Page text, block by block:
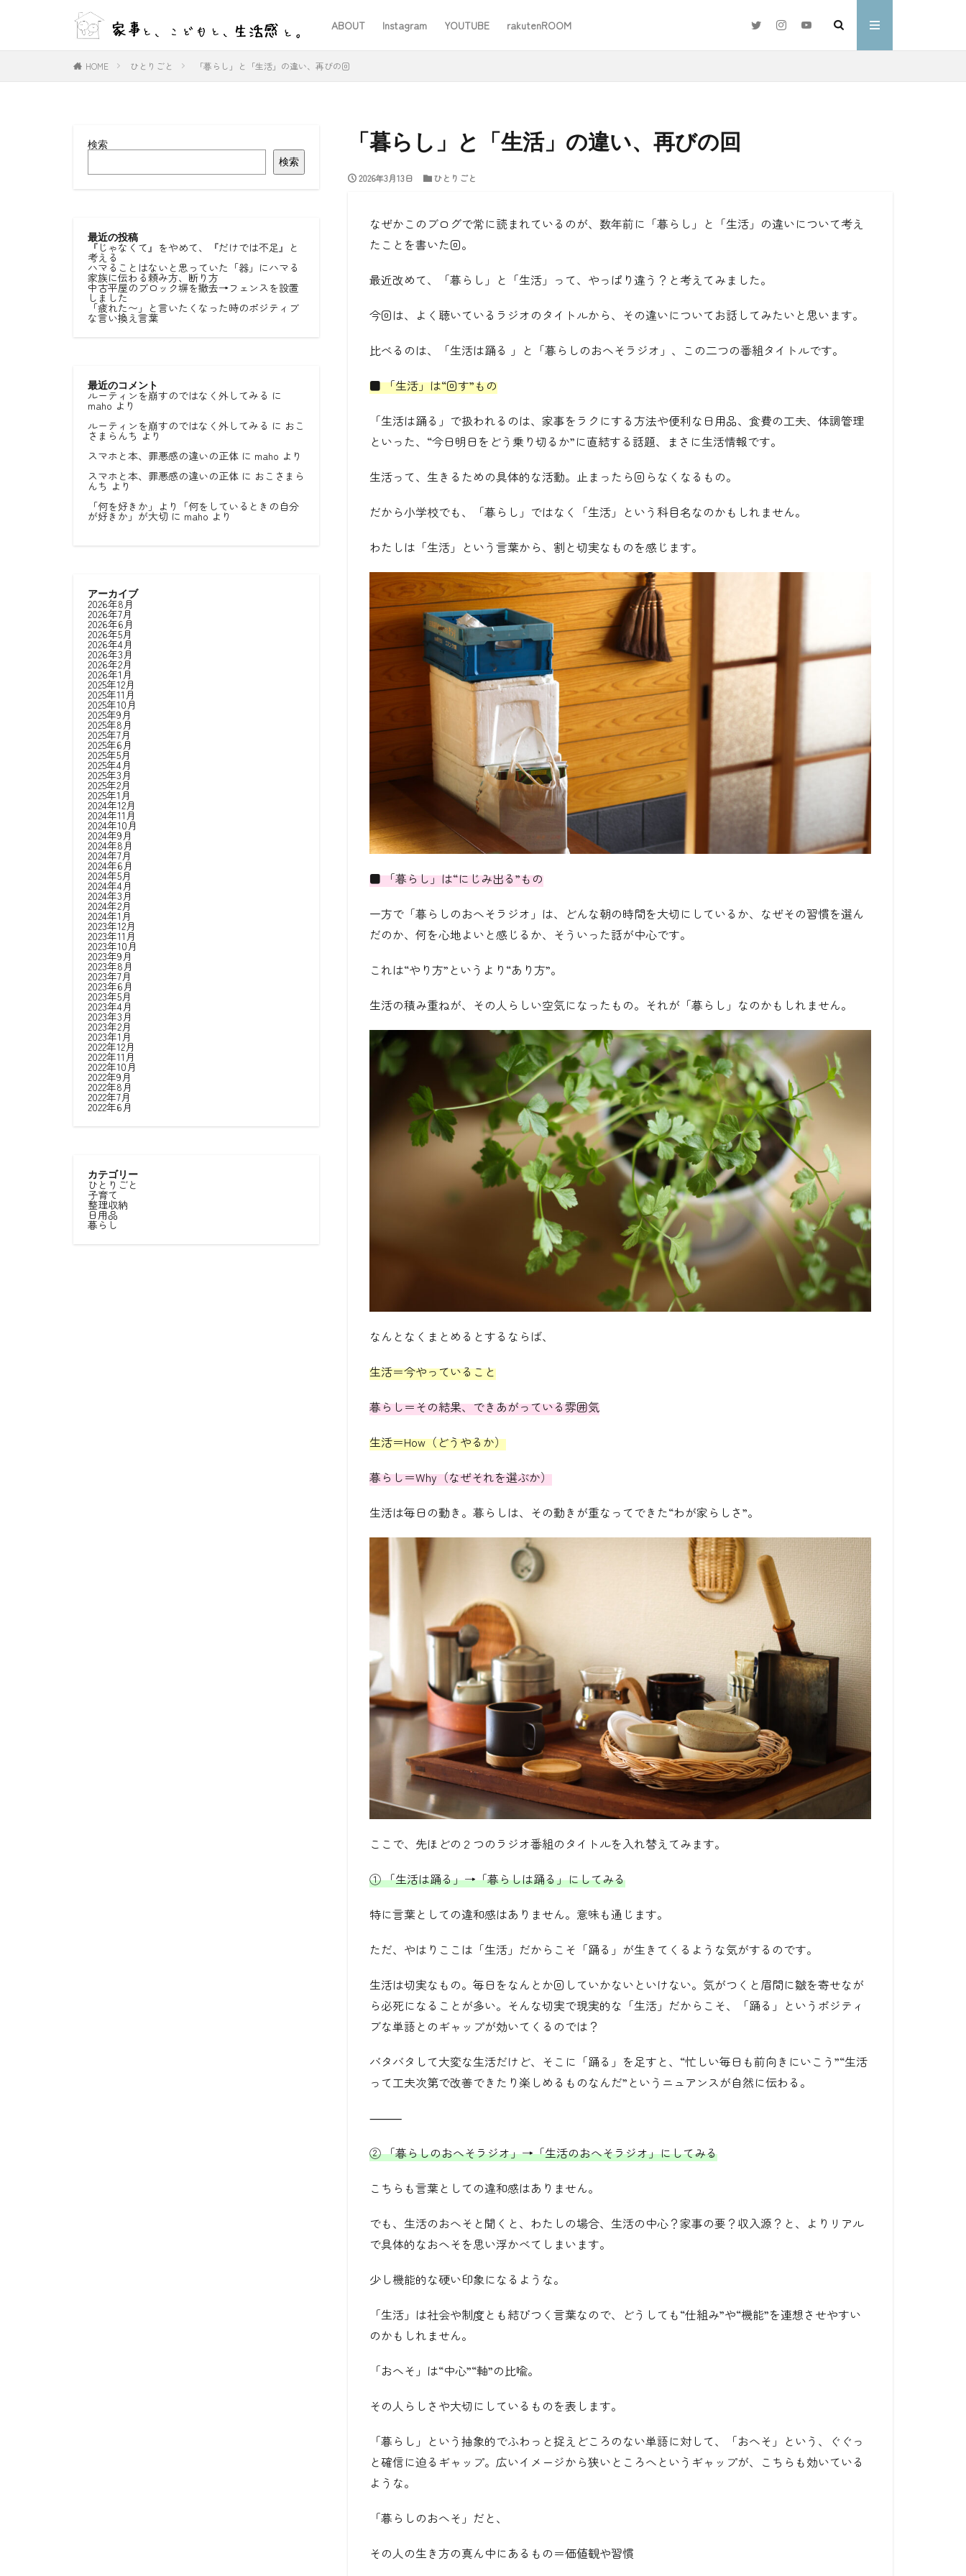
ABOUT Instagram YOUTUBE rakutenROOM
HOME ひとりごと 「暮らし」と「生活」の違い、再びの回
「暮らし」と「生活」の違い、再びの回
2026年3月13日 ひとりごと
なぜかこのブログで常に読まれているのが、数年前に「暮らし」と「生活」の違いについて考え
たことを書いた回。
最近改めて、「暮らし」と「生活」って、やっぱり違う？と考えてみました。
今回は、よく聴いているラジオのタイトルから、その違いについてお話してみたいと思います。
比べるのは、「生活は踊る 」と 「暮らしのおへそラジオ」 、この二つの番組タイトルです。
■ 「生活」は“回す”もの
「生活は踊る」で扱われるのは、家事をラクにする方法や便利な日用品、食費の工夫、体調管理
といった、“今日明日をどう乗り切るか”に直結する話題、まさに生活情報です。
生活って、生きるための具体的な活動。止まったら回らなくなるもの。
だから小学校でも、「暮らし」ではなく「生活」という科目名なのかもしれません。
わたしは「生活」という言葉から、割と切実なものを感じます。
■ 「暮らし」は“にじみ出る”もの
一方で「暮らしのおへそラジオ」は、どんな朝の時間を大切にしているか、なぜその習慣を選ん
だのか、何を心地よいと感じるか、そういった話が中心です。
これは“やり方”というより“あり方”。
生活の積み重ねが、その人らしい空気になったもの。それが「暮らし」なのかもしれません。
なんとなくまとめるとするならば、
生活＝今やっていること
暮らし＝その結果、できあがっている雰囲気
生活＝How（どうやるか）
暮らし＝Why（なぜそれを選ぶか）
生活は毎日の動き。暮らしは、その動きが重なってできた“わが家らしさ”。
ここで、先ほどの２つのラジオ番組のタイトルを入れ替えてみます。
①「生活は踊る」→「暮らしは踊る」にしてみる
特に言葉としての違和感はありません。意味も通じます。
ただ、やはりここは「生活」だからこそ「踊る」が生きてくるような気がするのです。
生活は切実なもの。毎日をなんとか回していかないといけない。気がつくと眉間に皺を寄せなが
ら必死になることが多い。そんな切実で現実的な「生活」だからこそ、「踊る」というポジティ
ブな単語とのギャップが効いてくるのでは？
バタバタして大変な生活だけど、そこに「踊る」を足すと、“忙しい毎日も前向きにいこう”“生活
って工夫次第で改善できたり楽しめるものなんだ”というニュアンスが自然に伝わる。
⸻
②「暮らしのおへそラジオ」→「生活のおへそラジオ」にしてみる
こちらも言葉としての違和感はありません。
でも、生活のおへそと聞くと、わたしの場合、生活の中心？家事の要？収入源？と、よりリアル
で具体的なおへそを思い浮かべてしまいます。
少し機能的な硬い印象になるような。
「生活」は社会や制度とも結びつく言葉なので、
どうしても“仕組み”や“機能”を連想させやすい
のかもしれません。
「おへそ」は“中心”“軸”の比喩。
その人らしさや大切にしているものを表します。
「暮らし」という抽象的でふわっと捉えどころのない単語に対して、「おへそ」という、ぐぐっ
と確信に迫るギャップ。広いイメージから狭いところへというギャップが、こちらも効いている
ような。
「暮らしのおへそ」だと、
その人の生き方の真ん中にあるもの＝価値観や習慣
検索
検索
最近の投稿
『じゃなくて』をやめて、『だけでは不足』と
考える
ハマることはないと思っていた「器」にハマる
家族に伝わる頼み方、断り方
中古平屋のブロック塀を撤去→フェンスを設置
しました
「疲れた〜」と言いたくなった時のポジティブ
な言い換え言葉
最近のコメント
ルーティンを崩すのではなく外してみる に
maho より
ルーティンを崩すのではなく外してみる に おこ
さまらんち より
スマホと本、罪悪感の違いの正体 に maho より
スマホと本、罪悪感の違いの正体 に おこさまら
んち より
「何を好きか」より「何をしているときの自分
が好きか」が大切 に maho より
アーカイブ
2026年8月
2026年7月
2026年6月
2026年5月
2026年4月
2026年3月
2026年2月
2026年1月
2025年12月
2025年11月
2025年10月
2025年9月
2025年8月
2025年7月
2025年6月
2025年5月
2025年4月
2025年3月
2025年2月
2025年1月
2024年12月
2024年11月
2024年10月
2024年9月
2024年8月
2024年7月
2024年6月
2024年5月
2024年4月
2024年3月
2024年2月
2024年1月
2023年12月
2023年11月
2023年10月
2023年9月
2023年8月
2023年7月
2023年6月
2023年5月
2023年4月
2023年3月
2023年2月
2023年1月
2022年12月
2022年11月
2022年10月
2022年9月
2022年8月
2022年7月
2022年6月
カテゴリー
ひとりごと
子育て
整理収納
日用品
暮らし
WEB デザイン SEO